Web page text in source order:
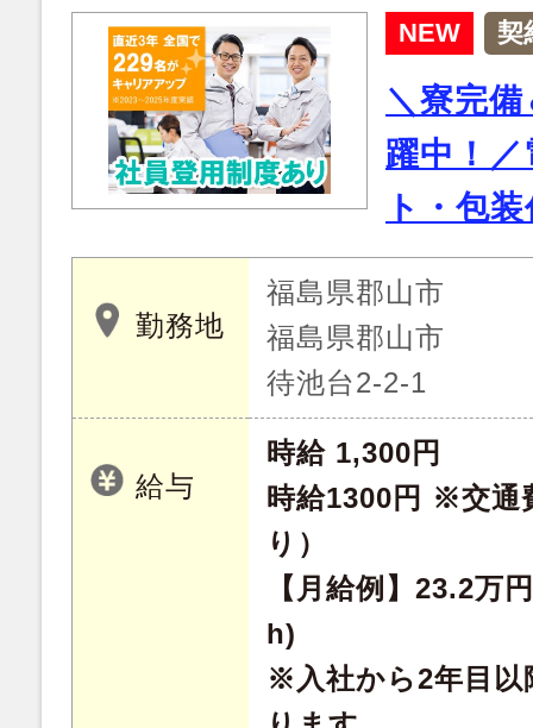
NEW 契
＼寮完
躍中！
ト・包
勤務地
福島県郡山市
福島県郡山市
待池台2-2-1
給与
時給 1,300円
時給1300円 ※交通
り）
【月給例】23.2万
h)
※入社から2年目以